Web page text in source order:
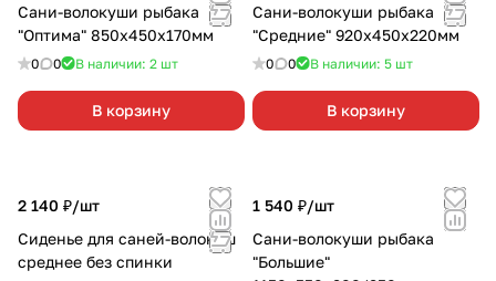
Сани-волокуши рыбака
"Оптима" 850х450х170мм
0 0 В наличии: 2 шт
В корзину
Сани-волокуши рыбака
"Средние" 920х450х220мм
0 0 В наличии: 5 шт
В корзину
2 140 ₽/шт
Сиденье для саней-волокуш
среднее без спинки
1 540 ₽/шт
Сани-волокуши рыбака
"Большие"